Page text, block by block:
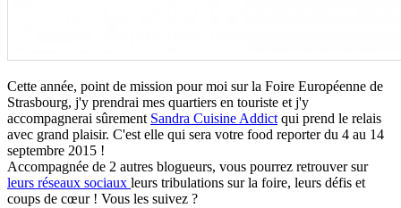
Cette année, point de mission pour moi sur la Foire Européenne de
Strasbourg, j'y prendrai mes quartiers en touriste et j'y
accompagnerai sûrement Sandra Cuisine Addict qui prend le relais
avec grand plaisir. C'est elle qui sera votre food reporter du 4 au 14
septembre 2015 !
Accompagnée de 2 autres blogueurs, vous pourrez retrouver sur
leurs réseaux sociaux leurs tribulations sur la foire, leurs défis et
coups de cœur ! Vous les suivez ?